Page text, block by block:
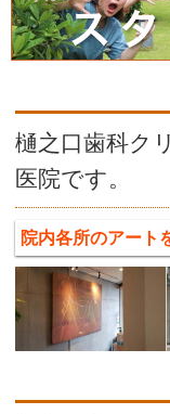
樋之口歯科ク
医院です。
院内各所のアート